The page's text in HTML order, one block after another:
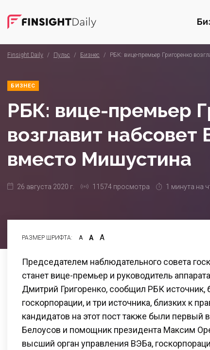
Finsight Daily / Пульс / Бизнес / РБК: вице-премьер Григоренко
БИЗНЕС
РБК: вице-премьер
возглавит набсовет
вместо Мишустина
26 августа 2020 г. 11574 просмотра 1 минута на
РАЗМЕР ШРИФТА: А А А
Председателем наблюдательного совета
станет вице-премьер и руководитель
Дмитрий Григоренко, сообщил РБК источник,
госкорпорации, и три источника, близких к
кандидатов на этот пост также были первый
Белоусов и помощник президента Максим
высший орган управления ВЭБа,